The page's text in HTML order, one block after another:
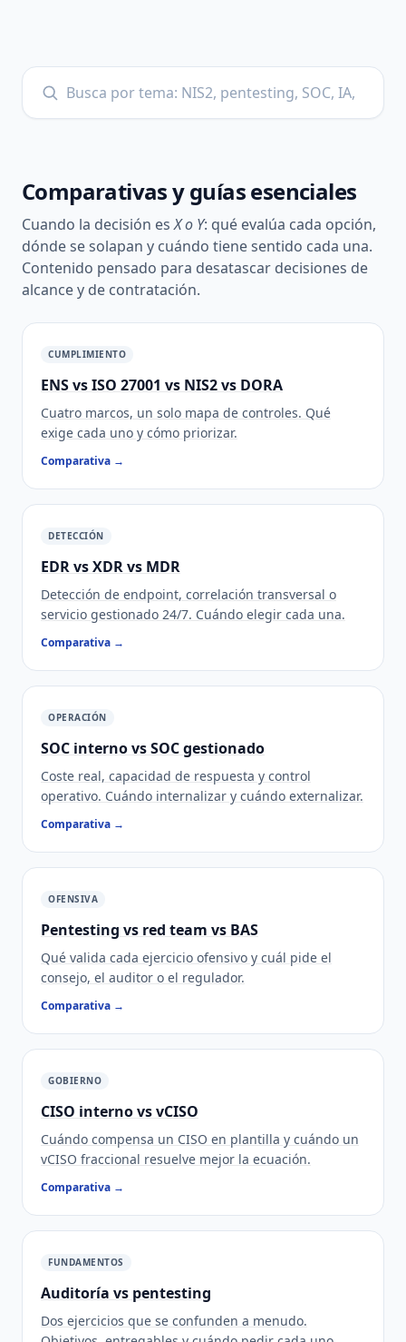
Buscar en el blog
Comparativas y guías esenciales
Cuando la decisión esX o Y: qué evalúa cada opción,
dónde se solapan y cuándo tiene sentido cada una.
Contenido pensado para desatascar decisiones de
alcance y de contratación.
CUMPLIMIENTO
ENS vs ISO 27001 vs NIS2 vs DORA
Cuatro marcos, un solo mapa de controles. Qué
exige cada uno y cómo priorizar.
Comparativa →
DETECCIÓN
EDR vs XDR vs MDR
Detección de endpoint, correlación transversal o
servicio gestionado 24/7. Cuándo elegir cada una.
Comparativa →
OPERACIÓN
SOC interno vs SOC gestionado
Coste real, capacidad de respuesta y control
operativo. Cuándo internalizar y cuándo externalizar.
Comparativa →
OFENSIVA
Pentesting vs red team vs BAS
Qué valida cada ejercicio ofensivo y cuál pide el
consejo, el auditor o el regulador.
Comparativa →
GOBIERNO
CISO interno vs vCISO
Cuándo compensa un CISO en plantilla y cuándo un
vCISO fraccional resuelve mejor la ecuación.
Comparativa →
FUNDAMENTOS
Auditoría vs pentesting
Dos ejercicios que se confunden a menudo.